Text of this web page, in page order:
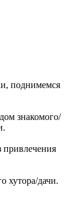
поднимемся
знакомого/
привлечения
хутора/дачи.